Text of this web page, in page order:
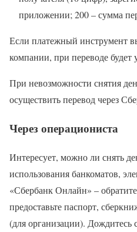
приложении; 200 – сумма
Если платежный инструмент
компании, при переводе будет
При невозможности снятия
осуществить перевод через
Через операциониста
Интересует, можно ли снять
использования банкоматов,
«Сбербанк Онлайн» –
предоставьте паспорт,
(для организации). Дождитесь